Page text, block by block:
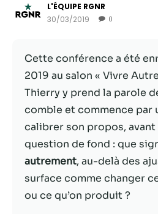
L'ÉQUIPE RGNR
30/03/2019
0
Cette conférence a été
2019 au salon « Vivre
Thierry y prend la parole
comble et commence par
calibrer son propos, avant
question de fond : que
autrement, au-delà des
surface comme changer
ou ce qu’on produit ?